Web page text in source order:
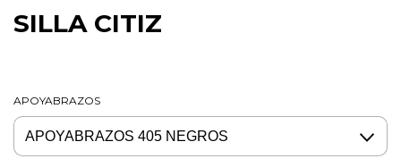
SILLA CITIZ
APOYABRAZOS